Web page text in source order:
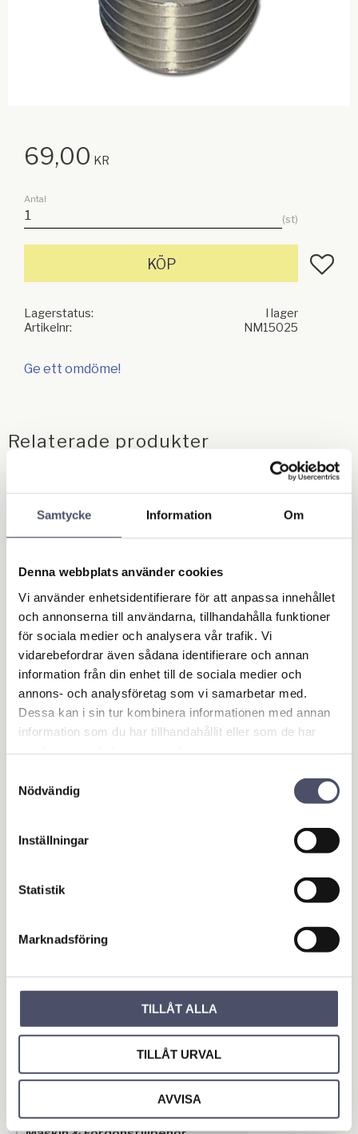
Samtycke Information Om
Denna webbplats använder cookies
Vi använder enhetsidentifierare för att anpassa innehållet
och annonserna till användarna, tillhandahålla funktioner
för sociala medier och analysera vår trafik. Vi
vidarebefordrar även sådana identifierare och annan
information från din enhet till de sociala medier och
annons- och analysföretag som vi samarbetar med.
Dessa kan i sin tur kombinera informationen med annan
information som du har tillhandahållit eller som de har
Nödvändig
Inställningar
Statistik
Marknadsföring
TILLÅT ALLA
TILLÅT URVAL
AVVISA
69,00 KR
Antal
st
KÖP Lägg
Lagerstatus
I lager
Artikelnr
NM15025
Ge ett omdöme!
Omdömen
Bli den första att lämna ett omdöme.
Relaterade produkter
Golvtvätt TD 750 In
distrial max 275 bar
rengöringsbredd 75
0mm ans. 1/4"
INDUSTRIAL. Ytrengörare TD
25 248,00